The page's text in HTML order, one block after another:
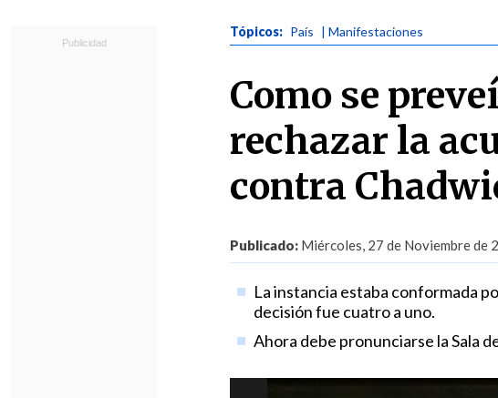
Tópicos: País | Manifestaciones
Como se
rechazar la
contra
Publicado: Miércoles, 27 de Noviembre de
La instancia estaba conformada
decisión fue cuatro a uno.
Ahora debe pronunciarse la Sala